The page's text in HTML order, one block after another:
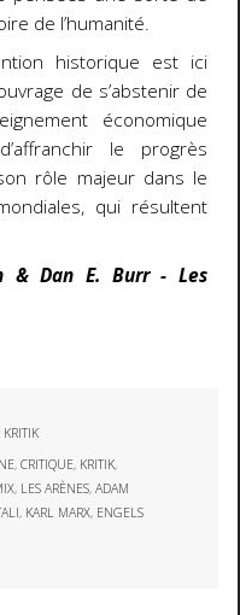
de l’humanité.
historique est ici
de s’abstenir de
économique
le progrès
rôle majeur dans le
qui résultent
& Dan E. Burr - Les
KRITIK
,CRITIQUE, KRITIK,
, LES ARÈNES,ADAM
, KARL MARX, ENGELS